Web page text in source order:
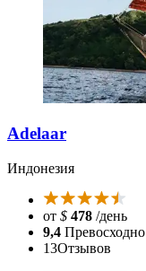
Adelaar
Индонезия
от $ 478 /день
9,4 Превосходно
13Отзывов